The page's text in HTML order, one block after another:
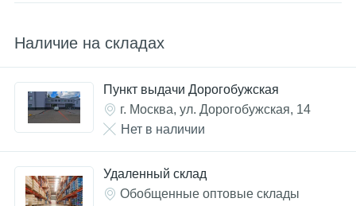
Наличие на складах
Пункт выдачи Дорогобужская
г. Москва, ул. Дорогобужская, 14
Нет в наличии
Удаленный склад
Обобщенные оптовые склады